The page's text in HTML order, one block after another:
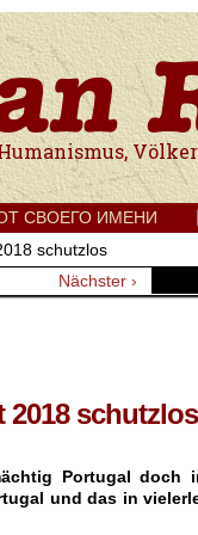
und
СВОЕГО ИМЕНИ
schutzlos
Nächster ›
2018 schutzlos
Portugal doch
und das in